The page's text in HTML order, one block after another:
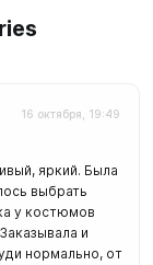
16 октября, 19:49
яркий. Была
выбрать
у костюмов
и
нормально, от